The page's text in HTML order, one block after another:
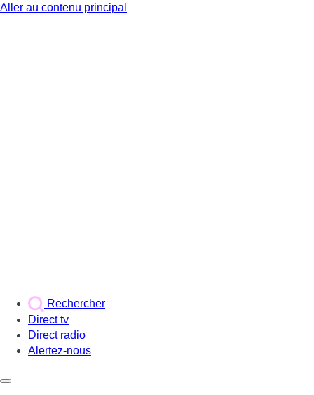
Aller au contenu principal
Rechercher
Direct tv
Direct radio
Alertez-nous